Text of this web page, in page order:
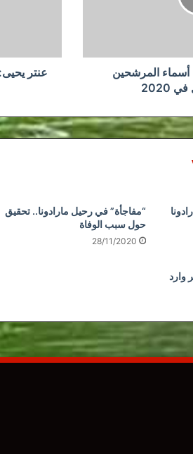
أسماء المرشحين
ينتظر
سقوطنا"
عنتر
“مفاجأة” في رحيل مارادونا.. تحقيق
حول سبب الوفاة
28/11/2020
وارد